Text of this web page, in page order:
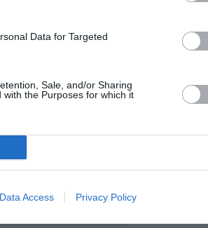
Data for Targeted
Sale, and/or Sharing
the Purposes for which it
Data Access Privacy Policy
LinkedInEmail Print